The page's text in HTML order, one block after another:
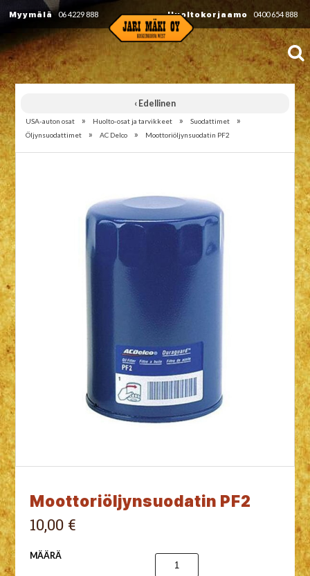
Myymälä 06 4229 888 Huoltokorjaamo 0400 654 888
‹ Edellinen
USA-auton osat » Huolto-osat ja tarvikkeet » Suodattimet »
Öljynsuodattimet » AC Delco » Moottoriöljynsuodatin PF2
Moottoriöljynsuodatin PF2
10,00 €
MÄÄRÄ